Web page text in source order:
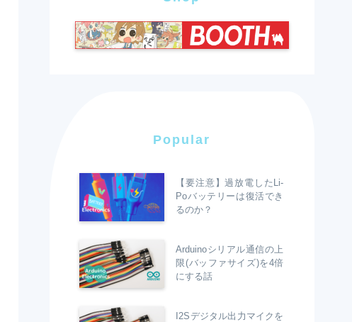
Popular
【要注意】過放電したLi-
Poバッテリーは復活でき
るのか？
Arduinoシリアル通信の上
限(バッファサイズ)を4倍
にする話
I2Sデジタル出力マイクを